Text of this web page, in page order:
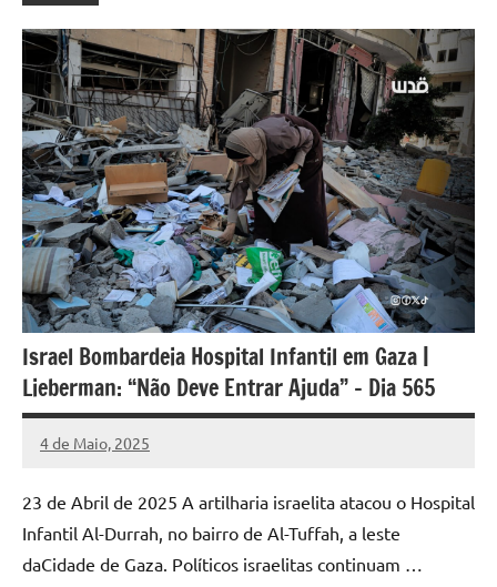
Israel Bombardeia Hospital Infantil em Gaza |
Lieberman: “Não Deve Entrar Ajuda” – Dia 565
4 de Maio, 2025
Pedro
23 de Abril de 2025 A artilharia israelita atacou o Hospital
Infantil Al-Durrah, no bairro de Al-Tuffah, a leste
daCidade de Gaza. Políticos israelitas continuam …